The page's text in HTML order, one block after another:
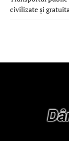
civilizate și